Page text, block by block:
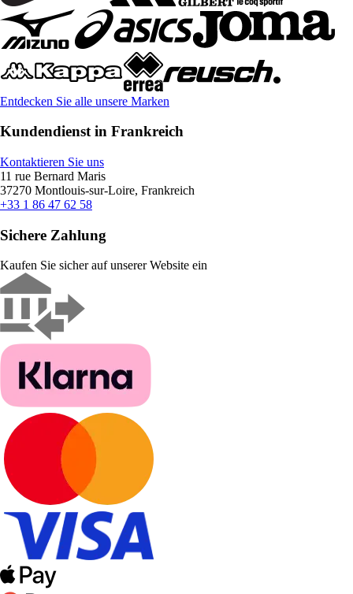
Entdecken Sie alle unsere Marken
Kundendienst in Frankreich
Kontaktieren Sie uns
11 rue Bernard Maris
37270 Montlouis-sur-Loire, Frankreich
+33 1 86 47 62 58
Sichere Zahlung
Kaufen Sie sicher auf unserer Website ein